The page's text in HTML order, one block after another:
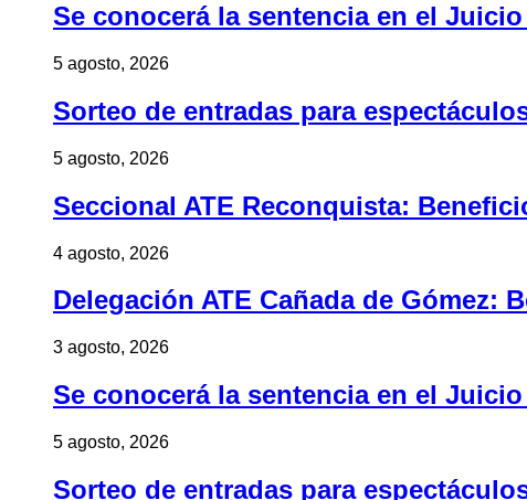
Se conocerá la sentencia en el
5 agosto, 2026
Sorteo de entradas para
5 agosto, 2026
Seccional ATE Reconquista:
4 agosto, 2026
Delegación ATE Cañada de Gómez:
3 agosto, 2026
Se conocerá la sentencia en el
5 agosto, 2026
Sorteo de entradas para